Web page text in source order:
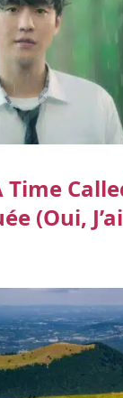
Time
(oui,